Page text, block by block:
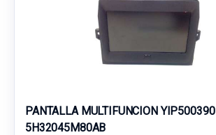
PANTALLA MULTIFUNCION YIP500390
5H32045M80AB